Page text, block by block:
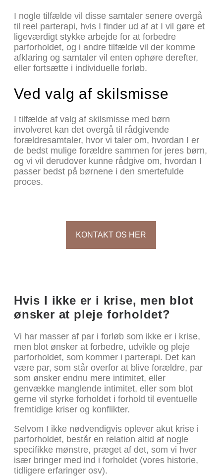
I nogle tilfælde vil disse samtaler senere overgå
til reel parterapi, hvis I finder ud af at I vil gøre et
ligeværdigt stykke arbejde for at forbedre
parforholdet, og i andre tilfælde vil der komme
afklaring og samtaler vil enten ophøre derefter,
eller fortsætte i individuelle forløb.
Ved valg af skilsmisse
I tilfælde af valg af skilsmisse med børn
involveret kan det overgå til rådgivende
forældresamtaler, hvor vi taler om, hvordan I er
de bedst mulige forældre sammen for jeres børn,
og vi vil derudover kunne rådgive om, hvordan I
passer bedst på børnene i den smertefulde
proces.
KONTAKT OS HER
Hvis I ikke er i krise, men blot
ønsker at pleje forholdet?
Vi har masser af par i forløb som ikke er i krise,
men blot ønsker at forbedre, udvikle og pleje
parforholdet, som kommer i parterapi. Det kan
være par, som står overfor at blive forældre, par
som ønsker endnu mere intimitet, eller
genvække manglende intimitet, eller som blot
gerne vil styrke forholdet i forhold til eventuelle
fremtidige kriser og konflikter.
Selvom I ikke nødvendigvis oplever akut krise i
parforholdet, består en relation altid af nogle
specifikke mønstre, præget af det, som vi hver
især bringer med ind i forholdet (vores historie,
tidligere erfaringer osv).